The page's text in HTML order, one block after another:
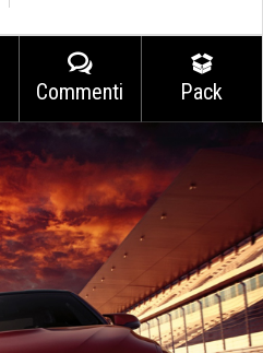
Commenti Pack